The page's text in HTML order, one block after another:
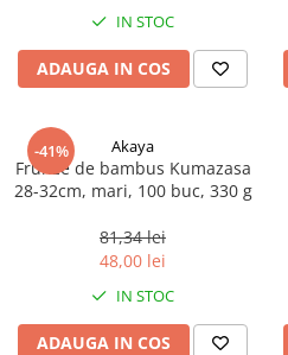
Ulei Huileries du Berry
Uleiuri aromatizate
Ulei Wiberg Gastro
IN STOC
ADAUGA IN COS
-41% Akaya
Frunze de bambus Kumazasa
28-32cm, mari, 100 buc, 330 g
81,34 lei
48,00 lei
IN STOC
ADAUGA IN COS